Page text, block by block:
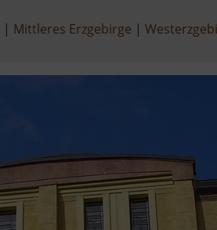
Mittleres Erzgebirge